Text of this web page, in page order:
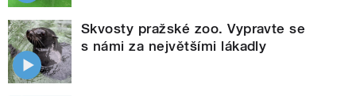
Skvosty pražské zoo. Vypravte se
s námi za největšími lákadly